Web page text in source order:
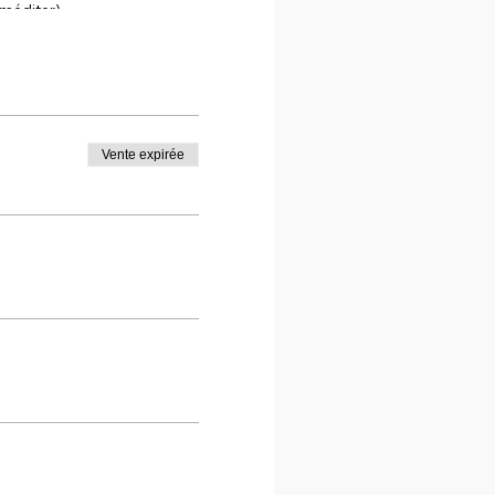
Vente expirée